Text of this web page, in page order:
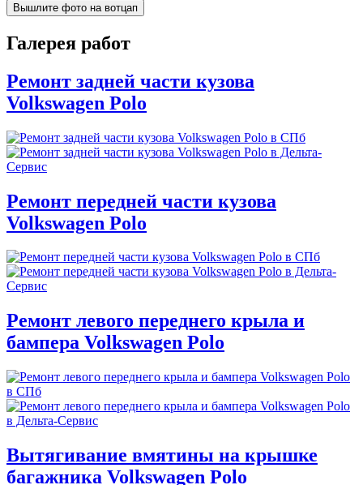
Вышлите фото на вотцап
Галерея работ
Ремонт задней части кузова
Volkswagen Polo
Ремонт передней части кузова
Volkswagen Polo
Ремонт левого переднего крыла и
бампера Volkswagen Polo
Вытягивание вмятины на крышке
багажника Volkswagen Polo